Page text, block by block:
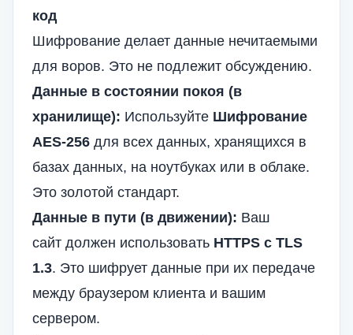
код
Шифрование делает данные нечитаемыми
для воров. Это не подлежит обсуждению.
Данные в состоянии покоя (в
хранилище): Используйте Шифрование
AES-256 для всех данных, хранящихся в
базах данных, на ноутбуках или в облаке.
Это золотой стандарт.
Данные в пути (в движении): Ваш
сайт должен использовать HTTPS с TLS
1.3. Это шифрует данные при их передаче
между браузером клиента и вашим
сервером.